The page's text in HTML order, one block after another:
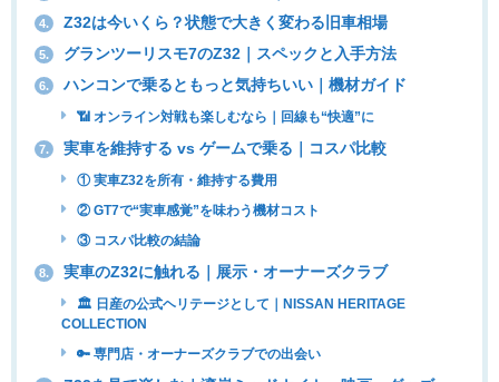
4. Z32は今いくら？状態で大きく変わる旧車相場
5. グランツーリスモ7のZ32｜スペックと入手方法
6. ハンコンで乗るともっと気持ちいい｜機材ガイド
📶 オンライン対戦も楽しむなら｜回線も“快適”に
7. 実車を維持する vs ゲームで乗る｜コスパ比較
① 実車Z32を所有・維持する費用
② GT7で“実車感覚”を味わう機材コスト
③ コスパ比較の結論
8. 実車のZ32に触れる｜展示・オーナーズクラブ
🏛 日産の公式ヘリテージとして｜NISSAN HERITAGE
COLLECTION
🔑 専門店・オーナーズクラブでの出会い